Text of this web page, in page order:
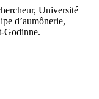
Université
d’aumônerie,
Godinne.